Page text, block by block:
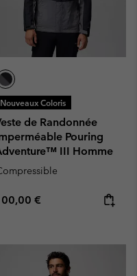
Nouveaux Coloris
de Randonnée
Pouring
III Homme
price:
€